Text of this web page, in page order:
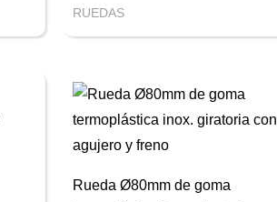
RUEDAS
Rueda Ø80mm de goma